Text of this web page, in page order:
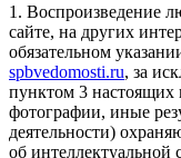
1. Воспроизведение
сайте, на других
обязательном
spbvedomosti.ru, за
пунктом 3 настоящих
фотографии, иные
деятельности)
об интеллектуальной